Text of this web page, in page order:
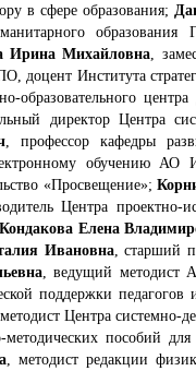
в сфере образования;
Ирина Михайловна ,
доцент Института
образовательного
директор Центра
, профессор кафедры
обучению АО
«Просвещение»;
Центра
Кондакова Елена
Ивановна, старший
, ведущий методист
поддержки
, методист Центра системно-
методических пособий
, методист редакции